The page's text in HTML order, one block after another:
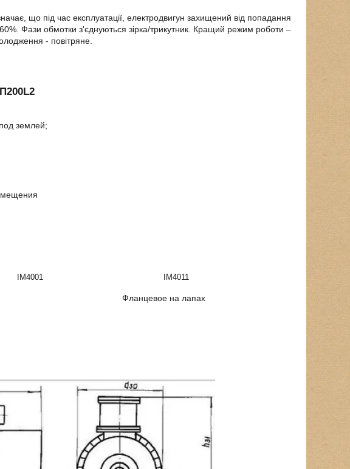
що під час експлуатації, електродвигун захищений від попадання
Фази обмотки з'єднуються зірка/трикутник. Кращий режим роботи –
- повітряне.
землей;
IM4001 IM4011
Фланцевое на лапах